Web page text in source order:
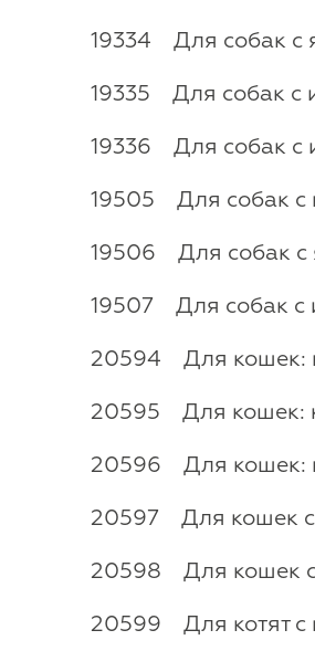
19334 Для собак с
19335 Для собак с
19336 Для собак с
19505 Для собак с
19506 Для собак с
19507 Для собак с
20594 Для кошек:
20595 Для кошек:
20596 Для кошек:
20597 Для кошек с
20598 Для кошек с
20599 Для котят с